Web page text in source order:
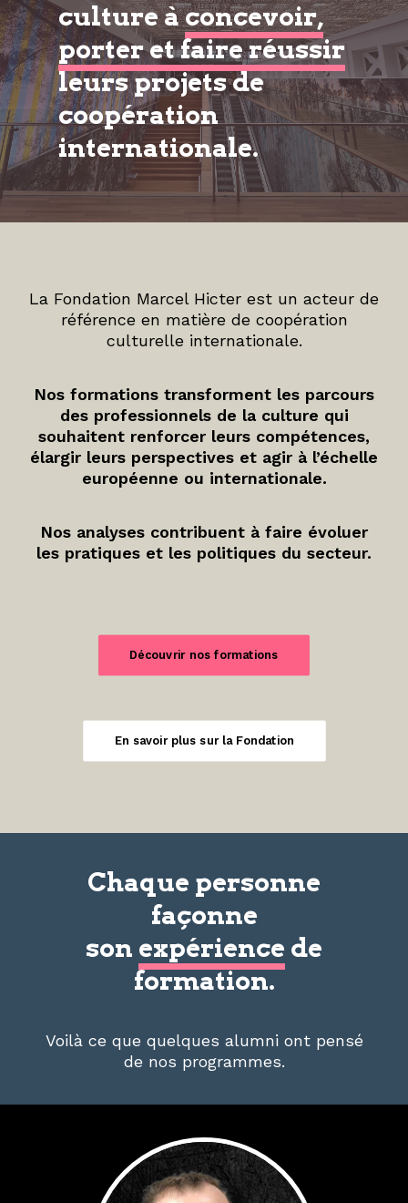
culture àconcevoir,
porter et faire réussir
leurs projets de
coopération
internationale.
La Fondation Marcel Hicter est un acteur de
référence en matière de coopération
culturelle internationale.
Nos formations transforment les parcours
des professionnels de la culture qui
souhaitent renforcer leurs compétences,
élargir leurs perspectives et agir à l’échelle
européenne ou internationale.
Nos analyses contribuent à faire évoluer
les pratiques et les politiques du secteur.
Découvrir nos formations
En savoir plus sur la Fondation
Chaque personne
façonne
son expérience de
formation.
Voilà ce que quelques alumni ont pensé
de nos programmes.